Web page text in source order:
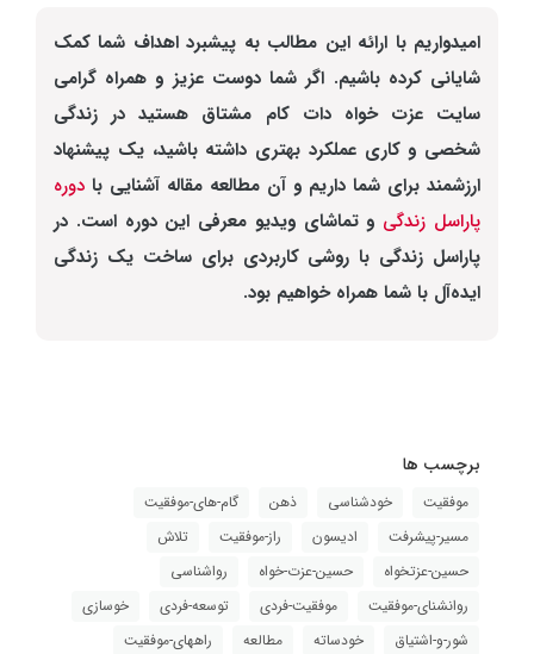
امیدواریم با ارائه این مطالب به پیشبرد اهداف شما کمک
شایانی کرده باشیم. اگر شما دوست عزیز و همراه گرامی
سایت عزت خواه دات کام مشتاق هستید در زندگی
شخصی و کاری عملکرد بهتری داشته باشید، یک پیشنهاد
ارزشمند برای شما داریم و آن مطالعه مقاله آشنایی با دوره
پاراسل زندگی و تماشای ویدیو معرفی این دوره است. در
پاراسل زندگی با روشی کاربردی برای ساخت یک زندگی
ایده‌آل با شما همراه خواهیم بود.
برچسب ها
موفقیت خودشناسی ذهن
گام-های-موفقیت
مسیر-پیشرفت
ادیسون راز-موفقیت
تلاش
حسین-عزتخواه
حسین-عزت-خواه
رواشناسی
روانشنای-موفقیت
موفقیت-فردی توسعه-فردی
خوسازی
شور-و-اشتیاق
خودساته مطالعه
راههای-موفقیت